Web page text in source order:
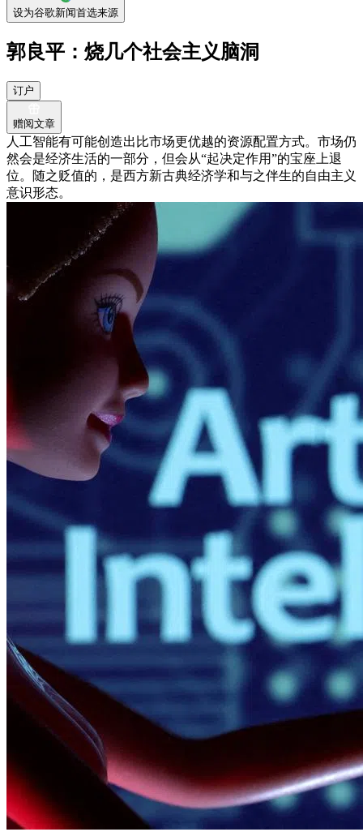
设为谷歌新闻首选来源
郭良平：烧几个社会主义脑洞
订户
赠阅文章
人工智能有可能创造出比市场更优越的资源配置方式。市场仍
然会是经济生活的一部分，但会从“起决定作用”的宝座上退
位。随之贬值的，是西方新古典经济学和与之伴生的自由主义
意识形态。